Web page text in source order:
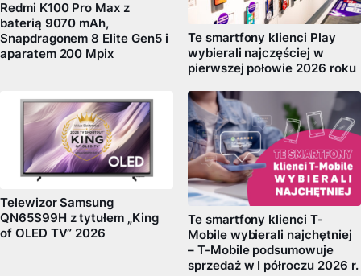
Redmi K100 Pro Max z
baterią 9070 mAh,
Snapdragonem 8 Elite Gen5 i
aparatem 200 Mpix
Te smartfony klienci Play
wybierali najczęściej w
pierwszej połowie 2026 roku
Telewizor Samsung
QN65S99H z tytułem „King
of OLED TV” 2026
Te smartfony klienci T-
Mobile wybierali najchętniej
– T-Mobile podsumowuje
sprzedaż w I półroczu 2026 r.